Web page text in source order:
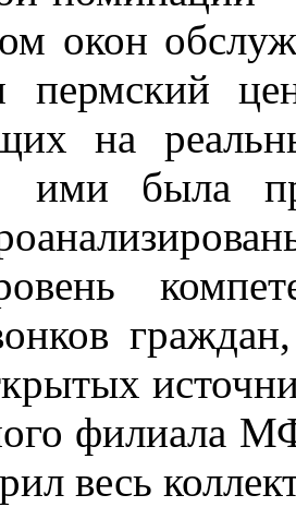
окон
пермский
на
ими была
филиала
весь